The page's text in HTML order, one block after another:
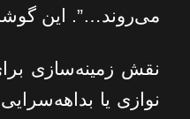
می‌روند…”. این
نقش زمینه‌سازی
نوازی یا